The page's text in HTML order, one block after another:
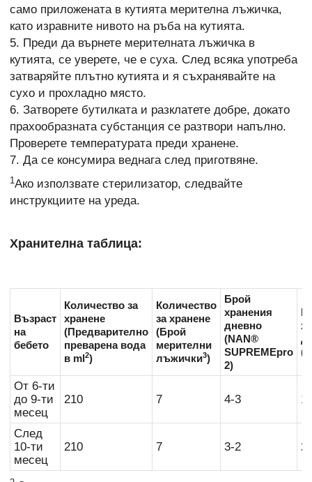
само приложената в кутията мерителна лъжичка,
като изравните нивото на ръба на кутията.
5. Преди да върнете мерителната лъжичка в
кутията, се уверете, че е суха. След всяка употреба
затваряйте плътно кутията и я съхранявайте на
сухо и прохладно място.
6. Затворете бутилката и разклатете добре, докато
прахообразната субстанция се разтвори напълно.
Проверете температурата преди хранене.
7. Да се консумира веднага след приготвяне.
1Ако използвате стерилизатор, следвайте
инструкциите на уреда.
Хранителна таблица:
Възраст
на
бебето
Количество за
хранене
(Предварително
преварена вода
в ml2)
Количество
за хранене
(Брой
мерителни
лъжички3)
Брой
хранения
дневно
(NAN®
SUPREMEpro
2)
От 6-ти
до 9-ти
месец
210 7 4-3
След
10-ти
месец
210 7 3-2